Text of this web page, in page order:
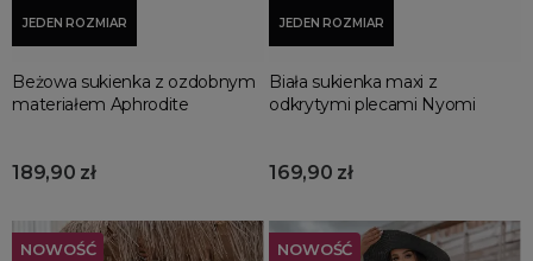
JEDEN ROZMIAR
Beżowa sukienka z ozdobnym
materiałem Aphrodite
189,90 zł
JEDEN ROZMIAR
Biała sukienka maxi z
odkrytymi plecami Nyomi
169,90 zł
NOWOŚĆ NOWOŚĆ